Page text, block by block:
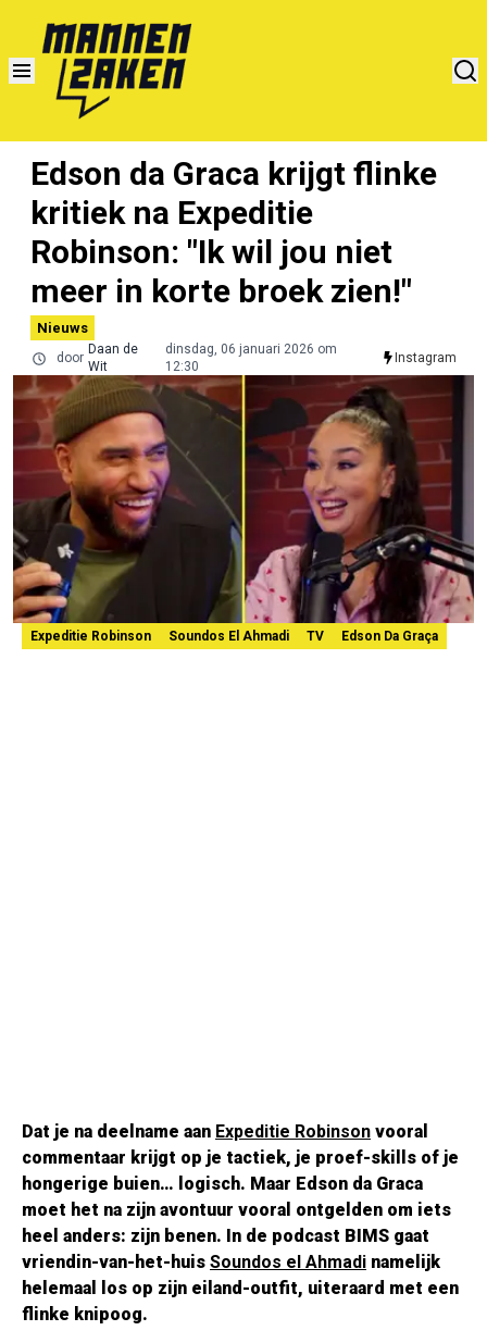
Edson da Graca krijgt flinke
kritiek na Expeditie
Robinson: "Ik wil jou niet
meer in korte broek zien!"
Nieuws
door
Daan de
Wit
dinsdag, 06 januari 2026 om
12:30
Instagram
Expeditie Robinson Soundos El Ahmadi TV Edson Da Graça
Dat je na deelname aan Expeditie Robinson vooral
commentaar krijgt op je tactiek, je proef-skills of je
hongerige buien… logisch. Maar Edson da Graca
moet het na zijn avontuur vooral ontgelden om iets
heel anders: zijn benen. In de podcast BIMS gaat
vriendin-van-het-huis Soundos el Ahmadi namelijk
helemaal los op zijn eiland-outfit, uiteraard met een
flinke knipoog.